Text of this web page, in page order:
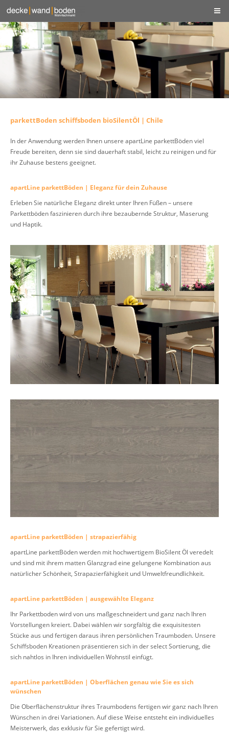
parkettBoden schiffsboden bioSilentÖl | Chile
In der Anwendung werden Ihnen unsere apartLine parkettBöden viel
Freude bereiten, denn sie sind dauerhaft stabil, leicht zu reinigen und für
ihr Zuhause bestens geeignet.
apartLine parkettBöden | Eleganz für dein Zuhause
Erleben Sie natürliche Eleganz direkt unter Ihren Füßen – unsere
Parkettböden faszinieren durch ihre bezaubernde Struktur, Maserung
und Haptik.
apartLine parkettBöden | strapazierfähig
apartLine parkettBöden werden mit hochwertigem BioSilent Öl veredelt
und sind mit ihrem matten Glanzgrad eine gelungene Kombination aus
natürlicher Schönheit, Strapazierfähigkeit und Umweltfreundlichkeit.
apartLine parkettBöden | ausgewählte Eleganz
Ihr Parkettboden wird von uns maßgeschneidert und ganz nach Ihren
Vorstellungen kreiert. Dabei wählen wir sorgfältig die exquisitesten
Stücke aus und fertigen daraus ihren persönlichen Traumboden. Unsere
Schiffsboden Kreationen präsentieren sich in der select Sortierung, die
sich nahtlos in Ihren individuellen Wohnstil einfügt.
apartLine parkettBöden | Oberflächen genau wie Sie es sich
wünschen
Die Oberflächenstruktur ihres Traumbodens fertigen wir ganz nach Ihren
Wünschen in drei Variationen. Auf diese Weise entsteht ein individuelles
Meisterwerk, das exklusiv für Sie gefertigt wird.